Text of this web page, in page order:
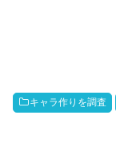
キャラ作りを調査